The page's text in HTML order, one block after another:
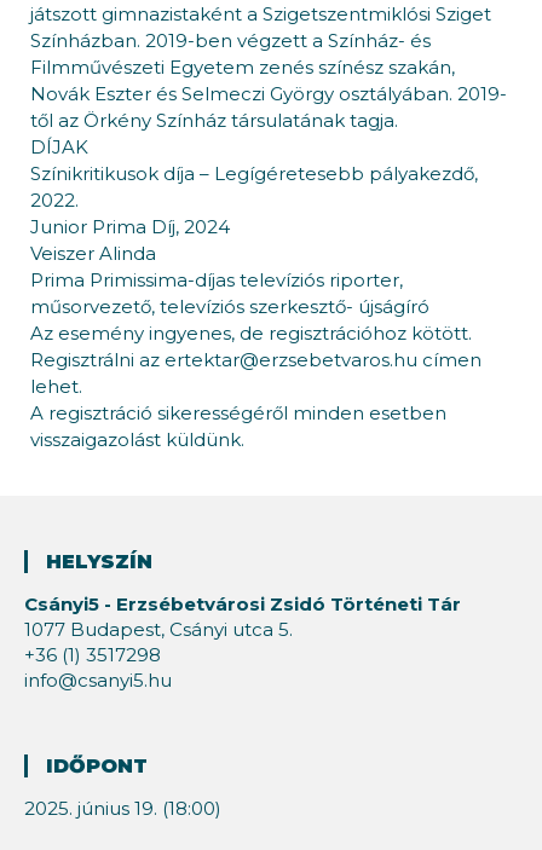
játszott gimnazistaként a Szigetszentmiklósi Sziget
Színházban. 2019-ben végzett a Színház- és
Filmművészeti Egyetem zenés színész szakán,
Novák Eszter és Selmeczi György osztályában. 2019-
től az Örkény Színház társulatának tagja.
DÍJAK
Színikritikusok díja – Legígéretesebb pályakezdő,
2022.
Junior Prima Díj, 2024
Veiszer Alinda
Prima Primissima-díjas televíziós riporter,
műsorvezető, televíziós szerkesztő- újságíró
Az esemény ingyenes, de regisztrációhoz kötött.
Regisztrálni az ertektar@erzsebetvaros.hu címen
lehet.
A regisztráció sikerességéről minden esetben
visszaigazolást küldünk.
HELYSZÍN
Csányi5 - Erzsébetvárosi Zsidó Történeti Tár
1077 Budapest, Csányi utca 5.
+36 (1) 3517298
info@csanyi5.hu
IDŐPONT
2025. június 19. (18:00)